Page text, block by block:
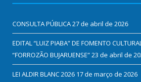
CONSULTA PÚBLICA27 de abril de 2026
EDITAL “LUIZ PIABA” DE FOMENTO
“FORROZÃO BUJARUENSE”23 de abril de
LEI ALDIR BLANC 2026 17 de março de 2026